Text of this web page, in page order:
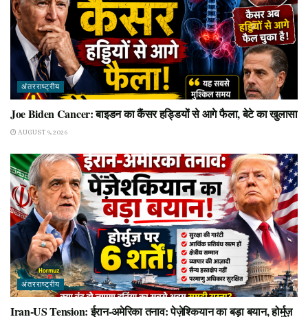
अंतरराष्ट्रीय
Joe Biden Cancer: बाइडन का कैंसर हड्डियों से आगे फैला, बेटे का खुलासा
AUGUST 9, 2026
अंतरराष्ट्रीय
Iran-US Tension: ईरान-अमेरिका तनाव: पेज़ेश्कियान का बड़ा बयान, होर्मुज़